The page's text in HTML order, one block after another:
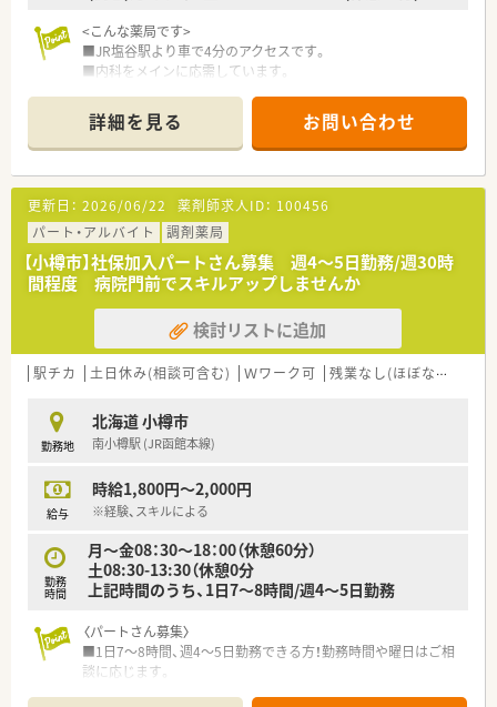
<こんな薬局です>
■JR塩谷駅より車で4分のアクセスです。
■内科をメインに応需しています。
♪
詳細を見る お問い合わせ
更新日： 2026/06/22 薬剤師求人ID： 100456
パート・アルバイト
調剤薬局
【小樽市】社保加入パートさん募集 週4～5日勤務/週30時
間程度 病院門前でスキルアップしませんか
検討リストに追加
駅チカ 土日休み(相談可含む) Ｗワーク可 残業なし(ほぼなし含む)
勤務地
北海道 小樽市
南小樽駅 (JR函館本線)
給与
時給1,800円～2,000円
※経験、スキルによる
勤務
時間
月～金08：30～18：00（休憩60分）
土08:30-13:30（休憩0分
上記時間のうち、1日7～8時間/週4～5日勤務
〈パートさん募集〉
■1日7～8時間、週4～5日勤務できる方！勤務時間や曜日はご相
談に応じます。